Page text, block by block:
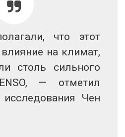
что этот
на климат,
столь сильного
— отметил
Чен